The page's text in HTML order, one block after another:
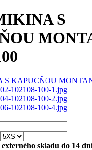
S
skladu do 14 dní